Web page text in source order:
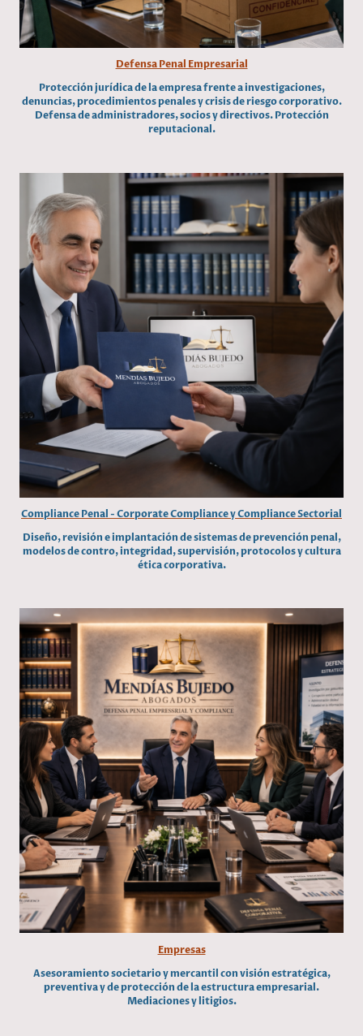
Defensa Penal Empresarial
Protección jurídica de la empresa frente a investigaciones,
denuncias, procedimientos penales y crisis de riesgo corporativo.
Defensa de administradores, socios y directivos. Protección
reputacional.
Compliance Penal - Corporate Compliance y Compliance Sectorial
Diseño, revisión e implantación de sistemas de prevención penal,
modelos de contro, integridad, supervisión, protocolos y cultura
ética corporativa.
Empresas
Asesoramiento societario y mercantil con visión estratégica,
preventiva y de protección de la estructura empresarial.
Mediaciones y litigios.